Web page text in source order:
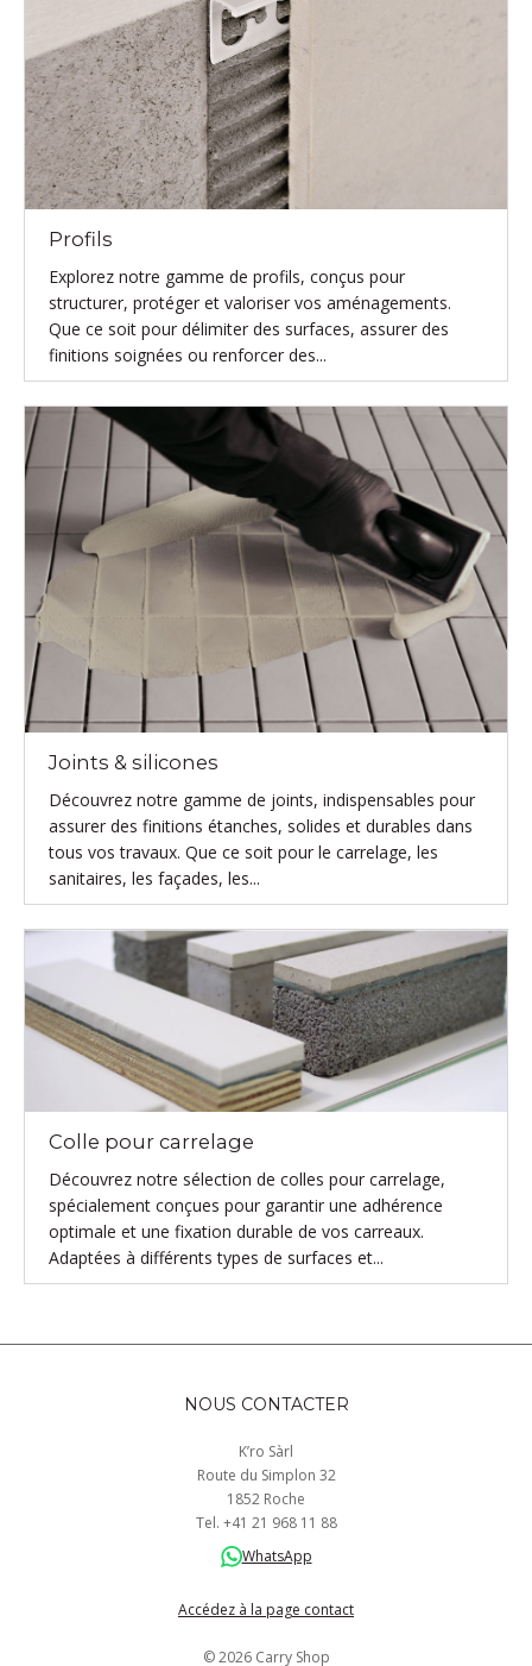
Profils
Explorez notre gamme de profils, conçus pour
structurer, protéger et valoriser vos aménagements.
Que ce soit pour délimiter des surfaces, assurer des
finitions soignées ou renforcer des...
Joints & silicones
Découvrez notre gamme de joints, indispensables pour
assurer des finitions étanches, solides et durables dans
tous vos travaux. Que ce soit pour le carrelage, les
sanitaires, les façades, les...
Colle pour carrelage
Découvrez notre sélection de colles pour carrelage,
spécialement conçues pour garantir une adhérence
optimale et une fixation durable de vos carreaux.
Adaptées à différents types de surfaces et...
NOUS CONTACTER
K’ro Sàrl
Route du Simplon 32
1852 Roche
Tel. +41 21 968 11 88
WhatsApp
Accédez à la page contact
© 2026 Carry Shop